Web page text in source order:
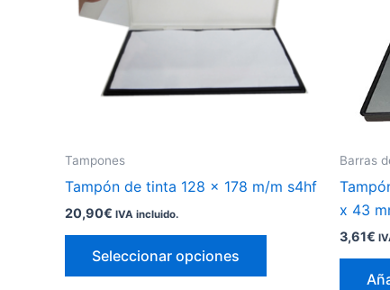
Tampones
Tampón de tinta 128 x 178 m/m s4hf
20,90€ IVA incluido.
Seleccionar opciones
Las
opciones
pueden
página
Barras
x 43
3,61€